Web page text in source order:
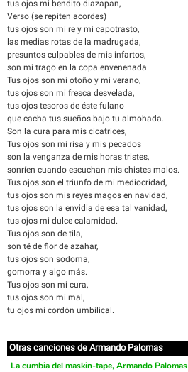
tus ojos mi bendito diazapan,
Verso (se repiten acordes)
tus ojos son mi re y mi capotrasto,
las medias rotas de la madrugada,
presuntos culpables de mis infartos,
son mi trago en la copa envenenada.
Tus ojos son mi otoño y mi verano,
tus ojos son mi fresca desvelada,
tus ojos tesoros de éste fulano
que cacha tus sueños bajo tu almohada.
Son la cura para mis cicatrices,
Tus ojos son mi risa y mis pecados
son la venganza de mis horas tristes,
sonríen cuando escuchan mis chistes malos.
Tus ojos son el triunfo de mi mediocridad,
tus ojos son mis reyes magos en navidad,
tus ojos son la envidia de esa tal vanidad,
tus ojos mi dulce calamidad.
Tus ojos son de tila,
son té de flor de azahar,
tus ojos son sodoma,
gomorra y algo más.
Tus ojos son mi cura,
tus ojos son mi mal,
tu ojos mi cordón umbilical.
Otras canciones de Armando Palomas
La cumbia del maskin-tape, Armando Palomas